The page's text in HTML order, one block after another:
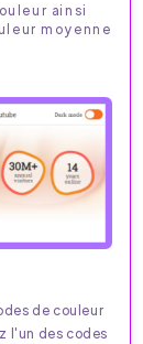
ainsi
moyenne
de couleur
l'un des codes